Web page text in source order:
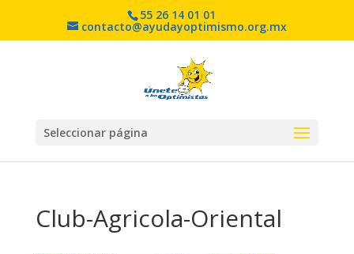
55 26 14 01 01
contacto@ayudayoptimismo.org.mx
Seleccionar página
Club-Agricola-Oriental